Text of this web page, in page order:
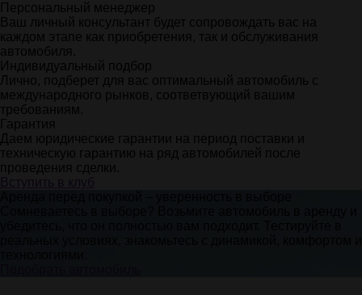
Персональный менеджер
Ваш личный консультант будет сопровождать вас на
каждом этапе как приобретения, так и обслуживания
автомобиля.
Индивидуальный подбор
Лично, подберет для вас оптимальный автомобиль с
международного рынков, соответвующий вашим
требованиям.
Гарантия
Даем юридические гарантии на период поставки и
техническую гарантию на ряд автомобилей после
проведения сделки.